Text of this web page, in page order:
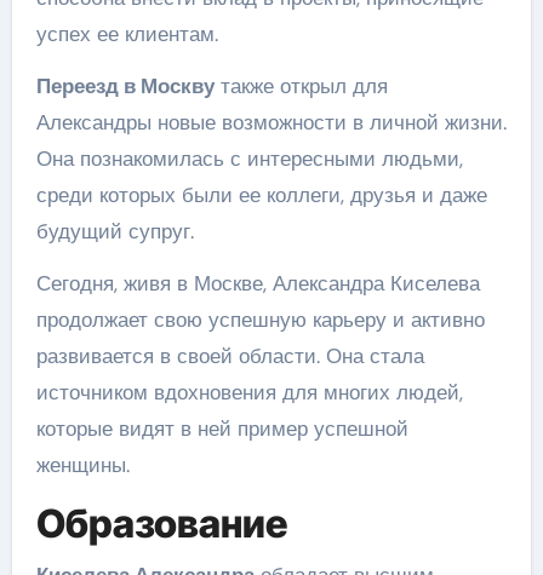
успех ее клиентам.
Переезд в Москвутакже открыл для
Александры новые возможности в личной жизни.
Она познакомилась с интересными людьми,
среди которых были ее коллеги, друзья и даже
будущий супруг.
Сегодня, живя в Москве, Александра Киселева
продолжает свою успешную карьеру и активно
развивается в своей области. Она стала
источником вдохновения для многих людей,
которые видят в ней пример успешной
женщины.
Образование